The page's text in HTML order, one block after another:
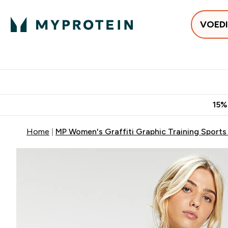
Home MP Women's Graffiti Graphic Training Sports